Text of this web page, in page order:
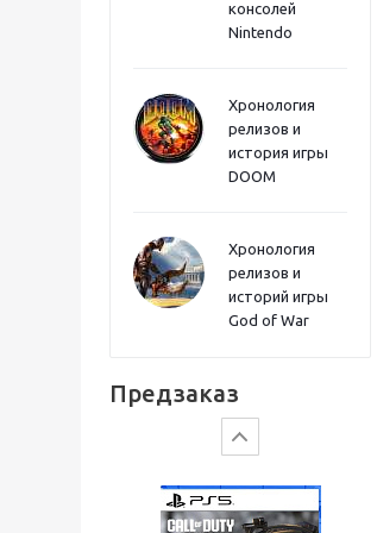
консолей
Nintendo
Хронология
релизов и
история игры
DOOM
Хронология
релизов и
историй игры
God of War
Предзаказ
Sword PS5